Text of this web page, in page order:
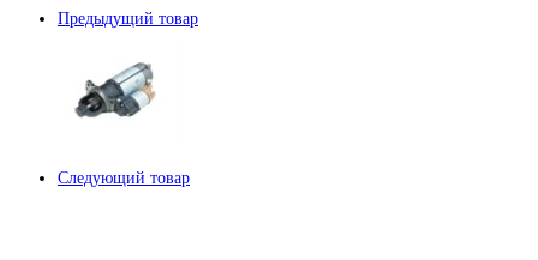
Предыдущий товар
Следующий товар